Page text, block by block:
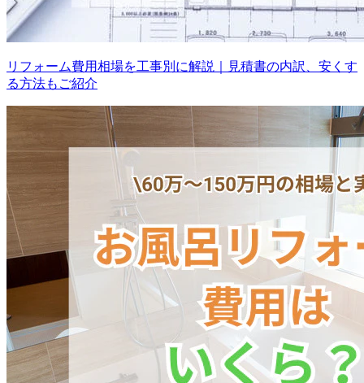
リフォーム費用相場を工事別に解説｜見積書の内訳、安くす
る方法もご紹介